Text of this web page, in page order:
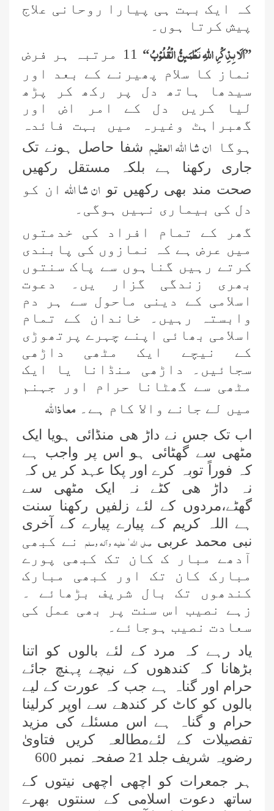
کہ ایک بہت ہی پیارا روحانی علاج
پیش کرتا ہوں۔
”اَلَا بِذِكْرِ اللّٰهِ تَطْمَىٕنُّ الْقُلُوْبُ“
11 مرتبہ ہر فرض
نماز کا سلام پھیرنے کے بعد اور
سیدھا ہاتھ دل پر رکھ کر پڑھ
لیا کریں دل کے امر اض اور
گھبراہٹ وغیرہ میں بہت فائدہ
ہوگا ان شا اللہ العظیم شفا حاصل ہونے تک
جاری رکھنا ہے بلکہ مستقل رکھیں
صحت مند بھی رکھیں تو ان شا اللہ ان کو
دل کی بیماری نہیں ہوگی۔
گھر کے تمام افراد کی خدمتوں
میں عرض ہے کہ نمازوں کی پابندی
کرتے رہیں گناہوں سے پاک سنتوں
بھری زندگی گزار یں۔ دعوت
اسلامی کے دینی ماحول سے ہر دم
وابستہ رہیں۔ خاندان کے تمام
اسلامی بھائی اپنے چہرے پرتھوڑی
کے نیچے ایک مٹھی داڑھی
سجائیں۔ داڑھی منڈانا یا ایک
مٹھی سے گھٹانا حرام اور جہنم
میں لے جانے والا کام ہے۔ معا ذا للہ
اب تک جس نے داڑ ھی منڈائی ہویا ایک
مٹھی سے گھٹائی ہو اس پر واجب ہے
کہ فوراً توبہ کرے اور پکا عہد کر یں کہ
نہ داڑ ھی کٹے نہ ایک مٹھی سے
گھٹے،مردوں کے لئے زلفیں رکھنا سنت
ہے اللہ کریم کے پیارے پیارے کے آخری
نبی محمد عربیصلی اللہ ٰ علیہ وآلہ وسلم نے کبھی
آدھے مبار ک کان تک کبھی پورے
مبارک کان تک اور کبھی مبارک
کندھوں تک بال شریف بڑھائے ۔
زہے نصیب اس سنت پر بھی عمل کی
سعادت نصیب ہوجائے۔
یاد رہے کہ مرد کے لئے بالوں کو اتنا
بڑھانا کہ کندھوں کے نیچے پہنچ جائے
حرام اور گناہ ہے جب کہ عورت کے لیے
بالوں کو کاٹ کر کندھے سے اوپر کرلینا
حرام و گناہ ہے اس مسئلے کی مزید
تفصیلات کے لئےمطالعہ کریں فتاویٰ
رضویہ شریف جلد 21 صفحہ نمبر 600
ہر جمعرات کو اچھی اچھی نیتوں کے
ساتھ دعوت اسلامی کے سنتوں بھرے